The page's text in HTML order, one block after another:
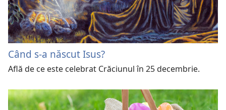
Când s-a născut Isus?
Află de ce este celebrat Crăciunul în 25 decembrie.